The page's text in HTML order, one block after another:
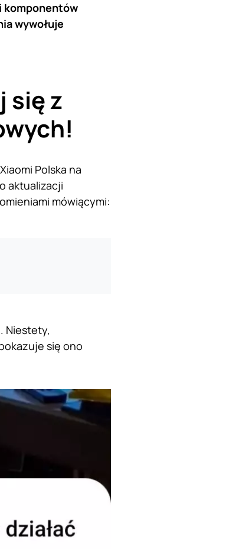
komponentów
wywołuje
się z
Polska na
aktualizacji
mówiącymi:
Niestety,
się ono